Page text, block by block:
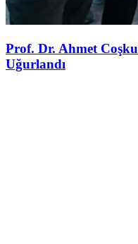
Prof. Dr. Ahmet
Uğurlandı